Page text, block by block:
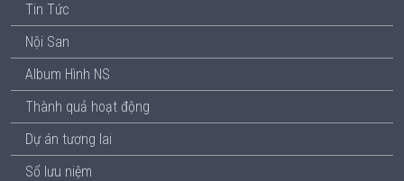
Tin Tức
Nội San
Album Hình NS
Thành quả hoạt động
Dự án tương lai
Sổ lưu niệm